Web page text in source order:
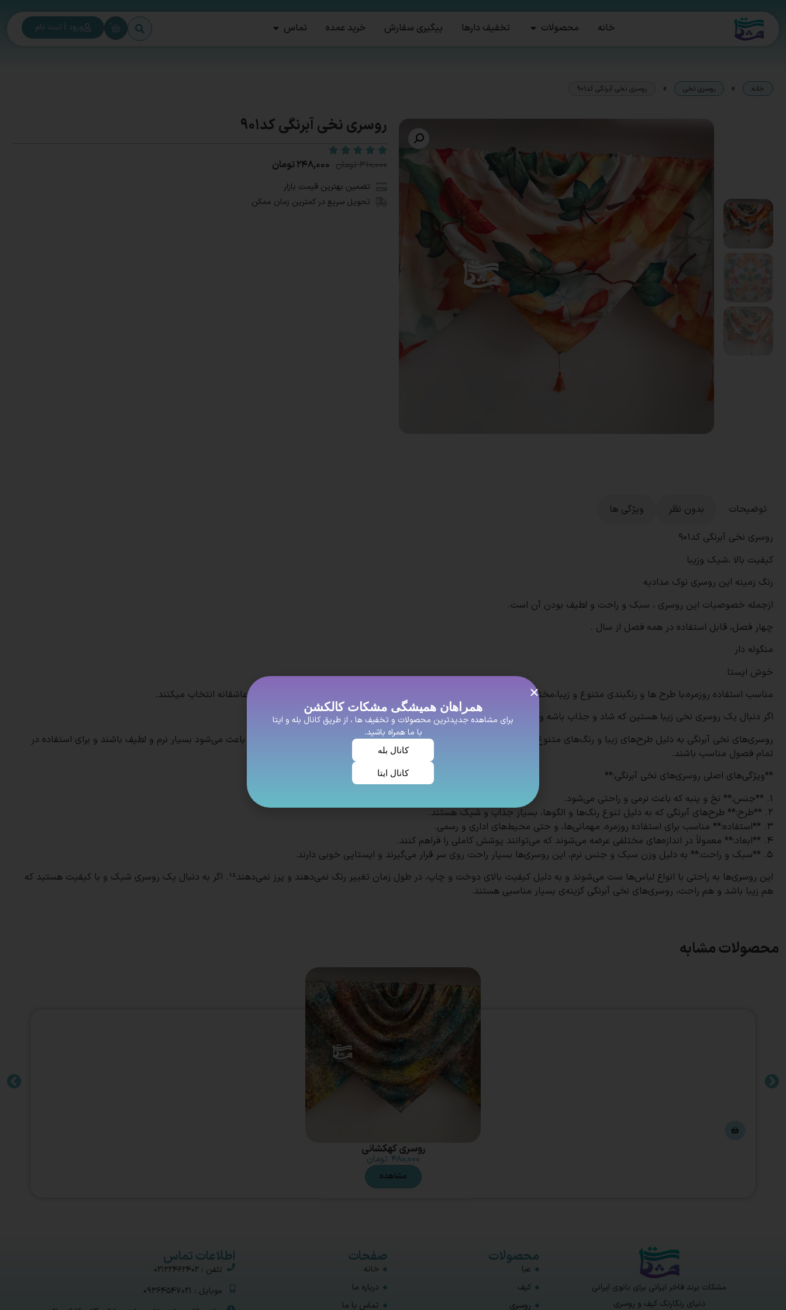
خانه محصولات تخفیف دارها پیگیری سفارش خرید عمده تماس 0 ورود | ثبت نام
خانه » روسری نخی » روسری نخی آبرنگی کد۹۰۱
روسری نخی آبرنگی کد۹۰۱
۳۱۰,۰۰۰ تومان ۲۴۸,۰۰۰تومان
تضمین بهترین قیمت بازار
تحویل سریع در کمترین زمان ممکن
توضیحات بدون نظر
ویژگی ها
روسری نخی آبرنگی کد۹۰۱
کیفیت بالا ،شیک وزیبا
رنگ زمینه این روسری نوک مدادیه
ازجمله خصوصیات این روسری ، سبک و راحت و لطیف بودن آن است.
چهار فصل، قابل استفاده در همه فصل از سال .
منگوله دار
خوش ایستا
مناسب استفاده روزمره،با طرح ها و رنگبندی متنوع و زیبا،مختص افراد خوش سلیغه و با عشق که برای زیبای خود اهمیت زیادی میدهند و عاشقانه انتخاب میکنند.
اگر دنبال یک روسری نخی زیبا هستین که شاد و جذاب باشه و کیفیت خوبی داشته باشه این روسری نخی پیشنهاد ما به شما عزیزان است.
روسری‌های نخی آبرنگی به دلیل طرح‌های زیبا و رنگ‌های متنوع، بسیار محبوب هستند. این روسری‌ها از جنس نخ و پنبه ساخته می‌شوند که باعث می‌شود بسیار نرم و لطیف باشند و برای استفاده در
تمام فصول مناسب باشند.
**ویژگی‌های اصلی روسری‌های نخی آبرنگی:**
1. **جنس:** نخ و پنبه که باعث نرمی و راحتی می‌شود.
2. **طرح:** طرح‌های آبرنگی که به دلیل تنوع رنگ‌ها و الگوها، بسیار جذاب و شیک هستند.
3. **استفاده:** مناسب برای استفاده روزمره، مهمانی‌ها، و حتی محیط‌های اداری و رسمی.
4. **ابعاد:** معمولاً در اندازه‌های مختلفی عرضه می‌شوند که می‌توانند پوشش کاملی را فراهم کنند.
5. **سبک و راحت:** به دلیل وزن سبک و جنس نرم، این روسری‌ها بسیار راحت روی سر قرار می‌گیرند و ایستایی خوبی دارند.
این روسری‌ها به راحتی با انواع لباس‌ها ست می‌شوند و به دلیل کیفیت بالای دوخت و چاپ، در طول زمان تغییر رنگ نمی‌دهند و پرز نمی‌دهند¹². اگر به دنبال یک روسری شیک و با کیفیت هستید که
هم زیبا باشد و هم راحت، روسری‌های نخی آبرنگی گزینه‌ی بسیار مناسبی هستند.
محصولات مشابه
روسری کهکشانی
۴۸۰,۰۰۰ تومان
مشاهده
مشکات برند فاخر ایرانی برای بانوی ایرانی
دنیای رنگارنگ کیف و روسری
محصولات
عبا
کیف
روسری
صفحات
خانه
درباره ما
تماس با ما
اطلاعات تماس
تلفن : 02122462402
موبایل : 09364547021
همراهان همیشگی مشکات کالکشن
برای مشاهده جدیدترین محصولات و تخفیف ها ، از طریق کانال بله و ایتا
با ما همراه باشید.
کانال بله
کانال ایتا